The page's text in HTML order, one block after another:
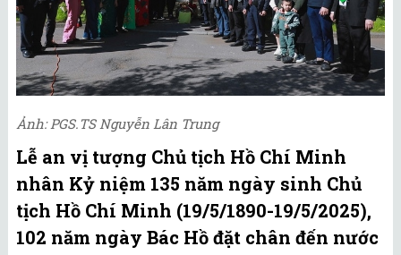
Ảnh: PGS.TS Nguyễn Lân Trung
Lễ an vị tượng Chủ tịch Hồ Chí Minh
nhân Kỷ niệm 135 năm ngày sinh Chủ
tịch Hồ Chí Minh (19/5/1890-19/5/2025),
102 năm ngày Bác Hồ đặt chân đến nước